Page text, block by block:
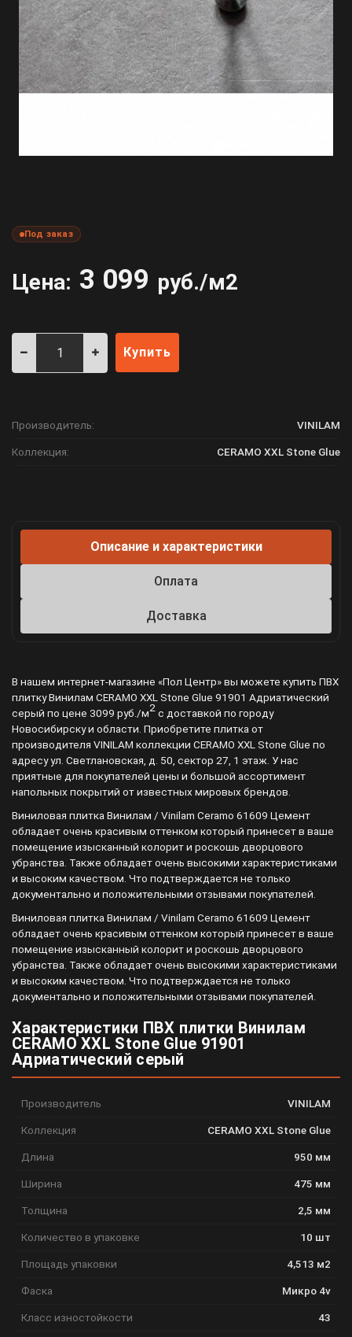
Под заказ
Цена: 3 099 руб./м2
Купить
Производитель: VINILAM
Коллекция: CERAMO XXL Stone Glue
Описание и характеристики
Оплата
Доставка
В нашем интернет-магазине «Пол Центр» вы можете купить ПВХ
плитку Винилам CERAMO XXL Stone Glue 91901 Адриатический
серый по цене 3099 руб./м2с доставкой по городу
Новосибирску и области. Приобретите плитка от
производителя VINILAM коллекции CERAMO XXL Stone Glue по
адресу ул. Светлановская, д. 50, сектор 27, 1 этаж. У нас
приятные для покупателей цены и большой ассортимент
напольных покрытий от известных мировых брендов.
Виниловая плитка Винилам / Vinilam Ceramo 61609 Цемент
обладает очень красивым оттенком который принесет в ваше
помещение изысканный колорит и роскошь дворцового
убранства. Также обладает очень высокими характеристиками
и высоким качеством. Что подтверждается не только
документально и положительными отзывами покупателей.
Виниловая плитка Винилам / Vinilam Ceramo 61609 Цемент
обладает очень красивым оттенком который принесет в ваше
помещение изысканный колорит и роскошь дворцового
убранства. Также обладает очень высокими характеристиками
и высоким качеством. Что подтверждается не только
документально и положительными отзывами покупателей.
Характеристики ПВХ плитки Винилам
CERAMO XXL Stone Glue 91901
Адриатический серый
Производитель VINILAM
Коллекция CERAMO XXL Stone Glue
Длина 950 мм
Ширина 475 мм
Толщина 2,5 мм
Количество в упаковке 10 шт
Площадь упаковки 4,513 м2
Фаска Микро 4v
Класс изностойкости 43